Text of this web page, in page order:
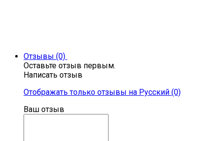
Отзывы (0)
Оставьте отзыв первым.
Написать отзыв
Отображать только отзывы на Русский (0)
Ваш отзыв